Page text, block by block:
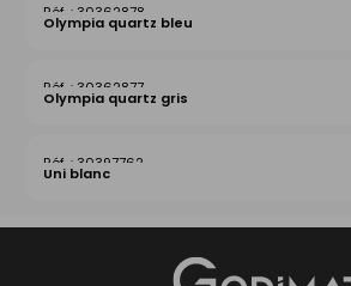
30362878
Olympia quartz bleu
30362877
Olympia quartz gris
30397762
Uni blanc